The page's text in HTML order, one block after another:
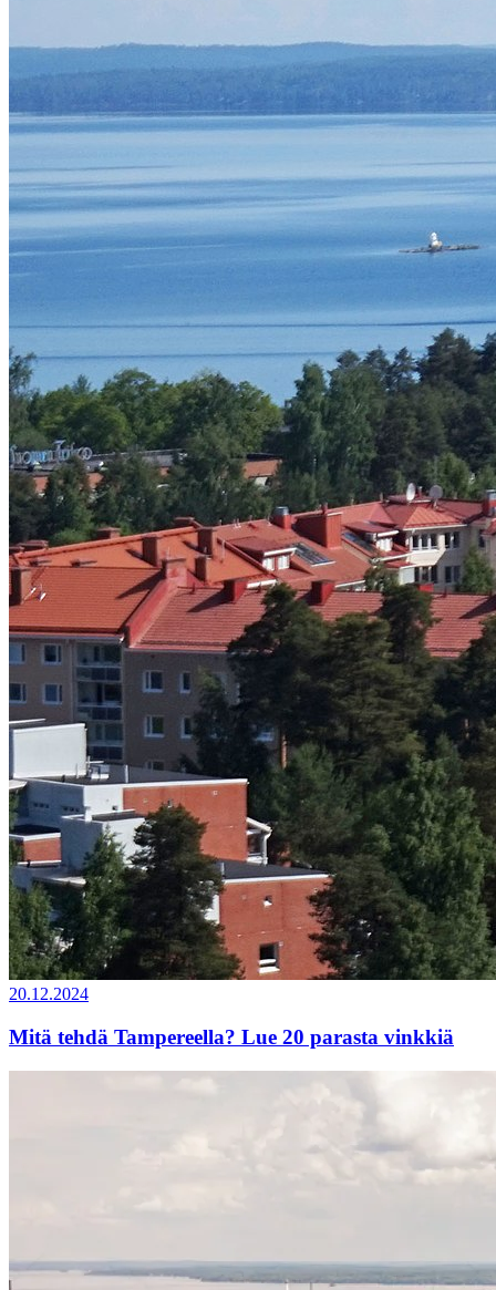
20.12.2024
Mitä tehdä Tampereella? Lue 20 parasta vinkkiä